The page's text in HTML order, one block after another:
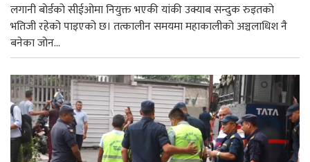
लगानी बोर्डको सीईओमा नियुक्त भएकी यांकी उक्याब सन्दुक रुइतको
भतिजी रहेको पाइएको छ। तत्कालीन समयमा महाकालीको अञ्चलाधिश नै
बनेका जोन...